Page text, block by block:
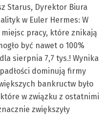
Starus, Dyrektor Biura
w Euler Hermes: W
pracy, które znikają
być nawet o 100%
sierpnia 7,7 tys.! Wynika
dominują firmy
bankructw było
w związku z ostatnimi
zwiększyły